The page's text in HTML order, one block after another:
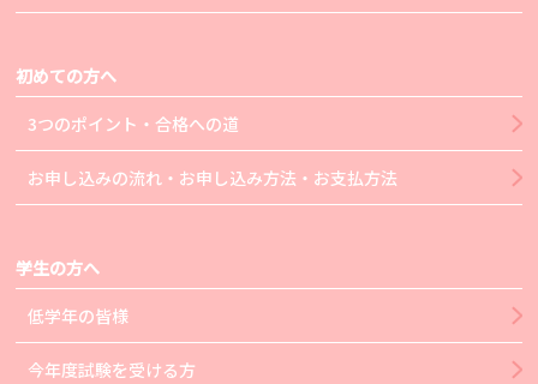
初めての方へ
3つのポイント・合格への道
お申し込みの流れ・お申し込み方法・お支払方法
学生の方へ
低学年の皆様
今年度試験を受ける方